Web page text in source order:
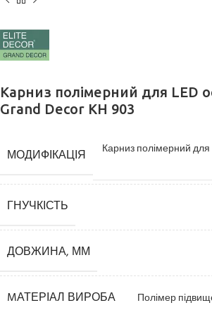
Карниз полімерний для LED
Grand Decor KH 903
МОДИФІКАЦІЯ
Карниз полімерний для
ГНУЧКІСТЬ
ДОВЖИНА, ММ
MАТЕРІАЛ ВИРОБА Полімер